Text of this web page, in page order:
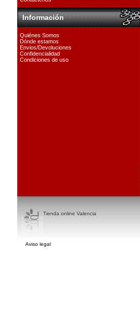
Información
Quiénes Somos
Dónde estamos
Envios/Devoluciones
Confidencialidad
Condiciones de uso
Tienda online Valencia
Aviso legal